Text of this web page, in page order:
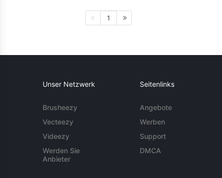
1
Unser Netzwerk
Brusheezy
Vecteezy
Videezy
Werden Sie
Anbieter
Seitenlinks
Angebote
Werben
Support
DMCA